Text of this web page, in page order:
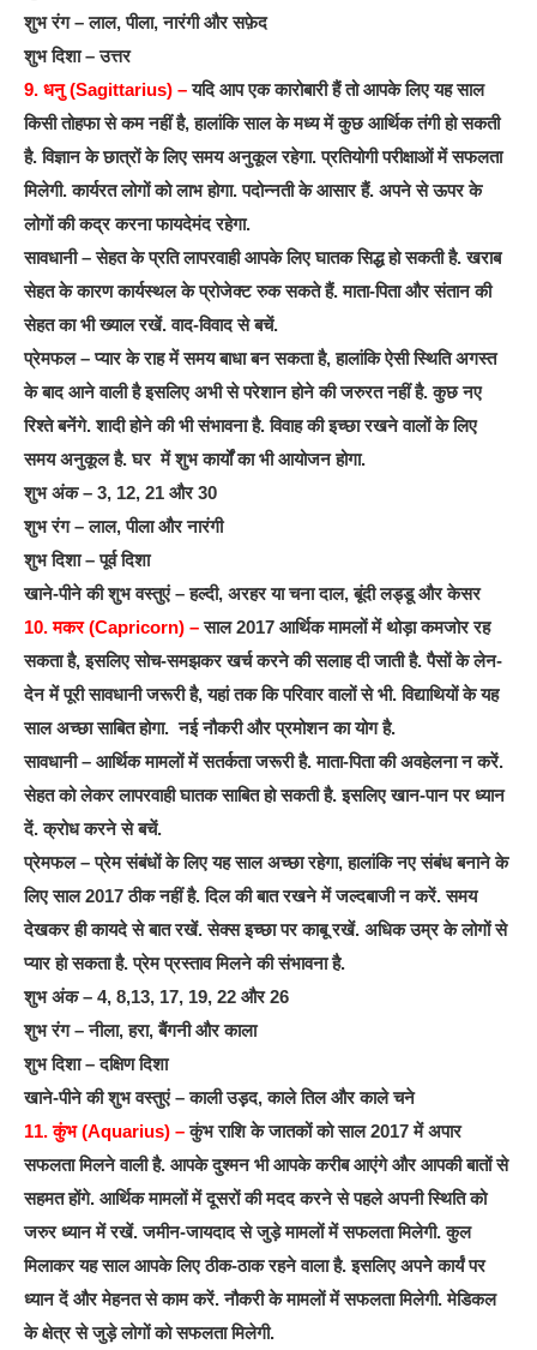
शुभ रंग – लाल, पीला, नारंगी और सफ़ेद
शुभ दिशा – उत्तर
9. धनु (Sagittarius) –यदि आप एक कारोबारी हैं तो आपके लिए यह साल
किसी तोहफा से कम नहीं है, हालांकि साल के मध्य में कुछ आर्थिक तंगी हो सकती
है. विज्ञान के छात्रों के लिए समय अनुकूल रहेगा. प्रतियोगी परीक्षाओं में सफलता
मिलेगी. कार्यरत लोगों को लाभ होगा. पदोन्नती के आसार हैं. अपने से ऊपर के
लोगों की कद्र करना फायदेमंद रहेगा.
सावधानी – सेहत के प्रति लापरवाही आपके लिए घातक सिद्ध हो सकती है. खराब
सेहत के कारण कार्यस्थल के प्रोजेक्ट रुक सकते हैं. माता-पिता और संतान की
सेहत का भी ख्याल रखें. वाद-विवाद से बचें.
प्रेमफल – प्यार के राह में समय बाधा बन सकता है, हालांकि ऐसी स्थिति अगस्त
के बाद आने वाली है इसलिए अभी से परेशान होने की जरुरत नहीं है. कुछ नए
रिश्ते बनेंगे. शादी होने की भी संभावना है. विवाह की इच्छा रखने वालों के लिए
समय अनुकूल है. घर में शुभ कार्यों का भी आयोजन होगा.
शुभ अंक – 3, 12, 21 और 30
शुभ रंग – लाल, पीला और नारंगी
शुभ दिशा – पूर्व दिशा
खाने-पीने की शुभ वस्तुएं – हल्दी, अरहर या चना दाल, बूंदी लड्डू और केसर
10. मकर (Capricorn) –साल 2017 आर्थिक मामलों में थोड़ा कमजोर रह
सकता है, इसलिए सोच-समझकर खर्च करने की सलाह दी जाती है. पैसों के लेन-
देन में पूरी सावधानी जरूरी है, यहां तक कि परिवार वालों से भी. विद्याथियों के यह
साल अच्छा साबित होगा. नई नौकरी और प्रमोशन का योग है.
सावधानी – आर्थिक मामलों में सतर्कता जरूरी है. माता-पिता की अवहेलना न करें.
सेहत को लेकर लापरवाही घातक साबित हो सकती है. इसलिए खान-पान पर ध्यान
दें. क्रोध करने से बचें.
प्रेमफल – प्रेम संबंधों के लिए यह साल अच्छा रहेगा, हालांकि नए संबंध बनाने के
लिए साल 2017 ठीक नहीं है. दिल की बात रखने में जल्दबाजी न करें. समय
देखकर ही कायदे से बात रखें. सेक्स इच्छा पर काबू रखें. अधिक उम्र के लोगों से
प्यार हो सकता है. प्रेम प्रस्ताव मिलने की संभावना है.
शुभ अंक – 4, 8,13, 17, 19, 22 और 26
शुभ रंग – नीला, हरा, बैंगनी और काला
शुभ दिशा – दक्षिण दिशा
खाने-पीने की शुभ वस्तुएं – काली उड़़द, काले तिल और काले चने
11. कुंभ (Aquarius) –कुंभ राशि के जातकों को साल 2017 में अपार
सफलता मिलने वाली है. आपके दुश्मन भी आपके करीब आएंगे और आपकी बातों से
सहमत होंगे. आर्थिक मामलों में दूसरों की मदद करने से पहले अपनी स्थिति को
जरुर ध्यान में रखें. जमीन-जायदाद से जुड़े मामलों में सफलता मिलेगी. कुल
मिलाकर यह साल आपके लिए ठीक-ठाक रहने वाला है. इसलिए अपनेे कार्यं पर
ध्यान दें और मेहनत से काम करें. नौकरी के मामलों में सफलता मिलेगी. मेडिकल
के क्षेत्र से जुड़े लोगों को सफलता मिलेगी.